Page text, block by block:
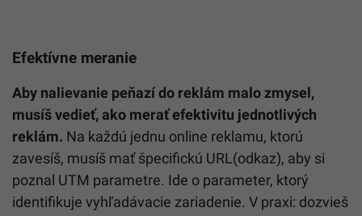
Efektívne meranie
Aby nalievanie peňazí do reklám malo zmysel,
musíš vedieť, ako merať efektivitu jednotlivých
reklám. Na každú jednu online reklamu, ktorú
zavesíš, musíš mať špecifickú URL(odkaz), aby si
poznal UTM parametre. Ide o parameter, ktorý
identifikuje vyhľadávacie zariadenie. V praxi: dozvieš